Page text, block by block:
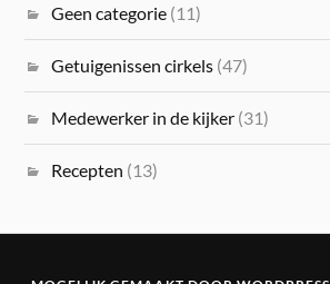
Geen categorie (11)
Getuigenissen cirkels (47)
Medewerker in de kijker (31)
Recepten (13)